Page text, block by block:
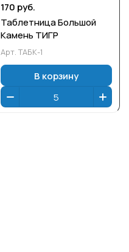
170 руб.
Таблетница Большой
Камень ТИГР
Арт. ТАБК-1
В корзину